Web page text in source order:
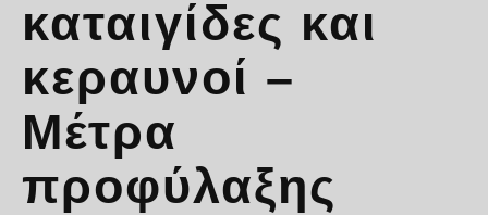
καταιγίδες και
κεραυνοί –
Μέτρα
προφύλαξης